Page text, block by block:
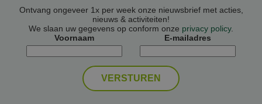
Ontvang ongeveer 1x per week onze nieuwsbrief met acties,
nieuws & activiteiten!
We slaan uw gegevens op conform onze privacy policy.
Voornaam
E-mailadres